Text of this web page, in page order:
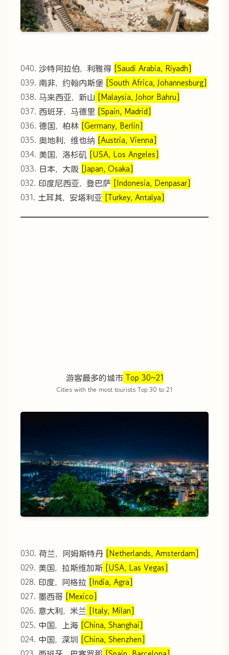
040. 沙特阿拉伯，利雅得 [Saudi Arabia, Riyadh]
039. 南非，约翰内斯堡 [South Africa, Johannesburg]
038. 马来西亚，新山 [Malaysia, Johor Bahru]
037. 西班牙，马德里 [Spain, Madrid]
036. 德国，柏林 [Germany, Berlin]
035. 奥地利，维也纳 [Austria, Vienna]
034. 美国，洛杉矶 [USA, Los Angeles]
033. 日本，大阪 [Japan, Osaka]
032. 印度尼西亚，登巴萨 [Indonesia, Denpasar]
031. 土耳其，安塔利亚 [Turkey, Antalya]
游客最多的城市Top 30~21
Cities with the most tourists Top 30 to 21
030. 荷兰，阿姆斯特丹 [Netherlands, Amsterdam]
029. 美国，拉斯维加斯 [USA, Las Vegas]
028. 印度，阿格拉 [India, Agra]
027. 墨西哥 [Mexico]
026. 意大利，米兰 [Italy, Milan]
025. 中国，上海 [China, Shanghai]
024. 中国，深圳 [China, Shenzhen]